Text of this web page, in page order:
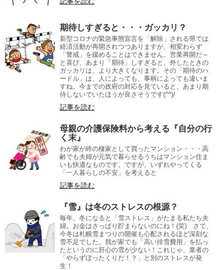
期待しすぎると・・・ガッカリ？
新型コロナの緊急事態宣言を「解除」される県では
経済活動が再開されつつありますが、相変わらず
「警戒」を緩めることはできません。営業再開だ～
と喜び、あまり「期待」しすぎると、外したときの
ガッカリは、より大きくなります。その「期待のハ
ードル」は、人によっても、事柄によっても違いま
すね。今までの政府の対応を見ていると、あまり期
待しないでいたほうが良さそうです(^^)/
記事を読む
母親の介護保険料から考える『自分の行
く末』
わが家が終の棲家として買ったマンション・・・高
齢でも夫婦が元気で暮らせるうちはマンション住ま
いも快適なものです。ですが、いずれやってくる
「一人暮らしの不安」を考えると
記事を読む
『雪』は冬のストレスの根源？
毎年、冬になると「雪ストレス」がたまる私たち夫
婦。お金はさっぱり貯まらないのにね！(笑) さて、
今冬は札幌雪まつりの開催も心配されるほど深刻な
雪不足でした。我が家でも「高い排雪費用」を払っ
たというのに肝心の雪が少ない！これじゃ、業者の
「やらずぼったくりだ！？」と別のストレスが発
生！